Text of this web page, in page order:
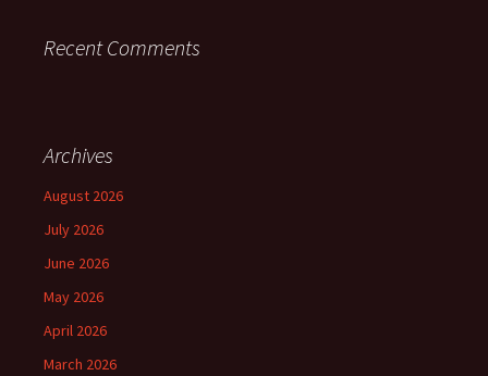
Recent Comments
Archives
August 2026
July 2026
June 2026
May 2026
April 2026
March 2026